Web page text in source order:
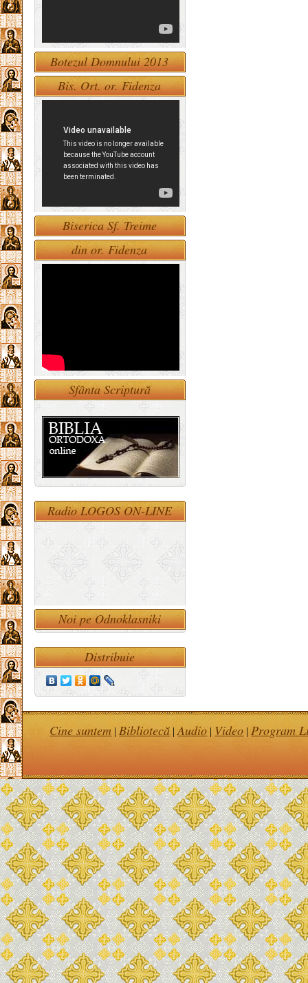
Botezul Domnului 2013
Bis. Ort. or. Fidenza
Biserica Sf. Treime
din or. Fidenza
Sfânta Scriptură
Radio LOGOS ON-LINE
Noi pe Odnoklasniki
Distribuie
Cine suntem | Bibliotecă |Audio | Video | Program